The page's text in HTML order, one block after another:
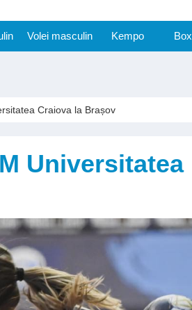
Volei masculin Kempo Box
Craiova la Brașov
Universitatea